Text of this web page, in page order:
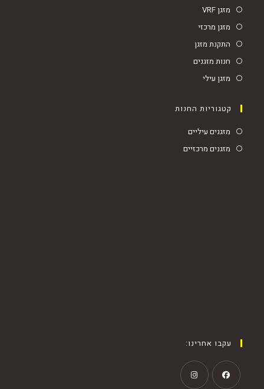
מזגן VRF
מזגן מרכזי
התקנת מזגן
חנות מזגנים
מזגן עילי
קטגוריות החנות
מזגנים עיליים
מזגנים מרכזיים
עקבו אחרינו: